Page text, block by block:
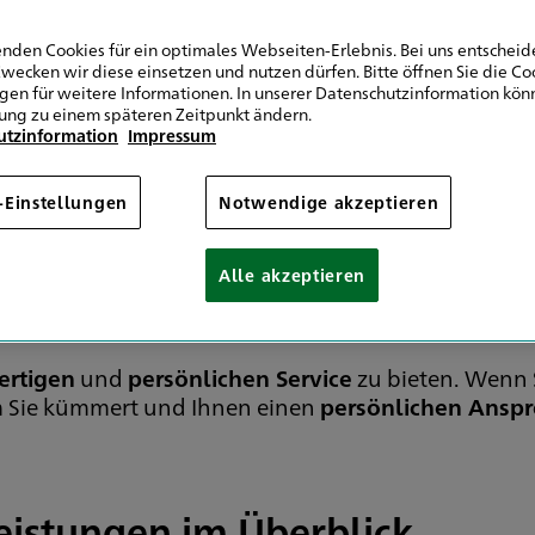
für Ihre Sicherheit
und persönlichen Service zu bieten. Wenn
kümmert und Ihnen einen persönlichen
Cookies für ein optimales Webseiten-Erlebnis. Bei uns
wir diese einsetzen und nutzen dürfen. Bitte öffnen Sie die
für weitere Informationen. In unserer Datenschutzinformation
zu einem späteren Zeitpunkt ändern.
Impressum
Einstellungen Notwendige akzeptieren
Alle akzeptieren